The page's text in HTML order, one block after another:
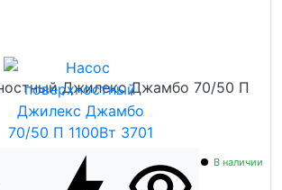
Джилекс Джамбо 70/50 П
В наличии